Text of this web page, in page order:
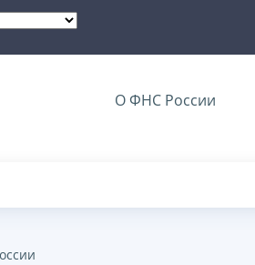
О ФНС России